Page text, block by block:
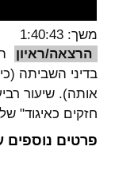
brightness_high
משך: 1:40:43
הרצאה/ראיון
בדיני השביתה
אותה). שיעור
חזקים כאיגוד"
פרטים